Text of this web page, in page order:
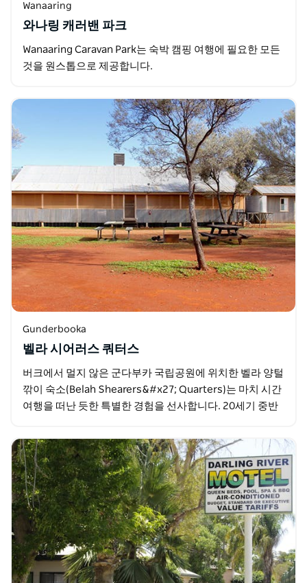
Wanaaring
와나링 캐러밴 파크
Wanaaring Caravan Park는 숙박 캠핑 여행에 필요한 모든
것을 원스톱으로 제공합니다.
Gunderbooka
벨라 시어러스 쿼터스
버크에서 멀지 않은 군다부카 국립공원에 위치한 벨라 양털
깎이 숙소(Belah Shearers&#x27; Quarters)는 마치 시간
여행을 떠난 듯한 특별한 경험을 선사합니다. 20세기 중반